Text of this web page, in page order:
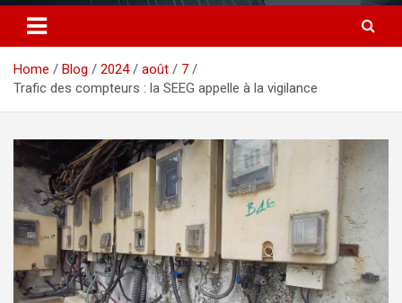
Home Blog 2024 août
7
Trafic des compteurs : la SEEG appelle à la vigilance